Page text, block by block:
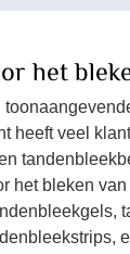
het
heeft veel
het bleken